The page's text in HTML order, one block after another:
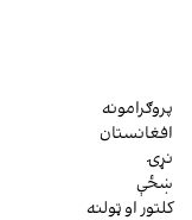
پروګرامونه
افغانستان
نړۍ
ښځې
کلتور او ټولنه